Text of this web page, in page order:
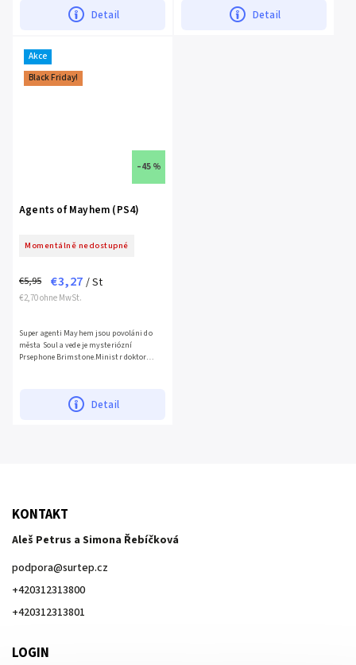
Detail Detail
Akce
Black Friday!
–45 %
Agents of Mayhem (PS4)
Momentálně nedostupné
€2,70 ohne MwSt.
€5,95 €3,27 / St
Detail
Super agenti Mayhem jsou povoláni do
města Soul a vede je mysteriózní
Prsephone Brimstone.Ministr doktor
KONTAKT
Aleš Petrus a Simona Řebíčková
podpora@surtep.cz
+420312313800
+420312313801
LOGIN